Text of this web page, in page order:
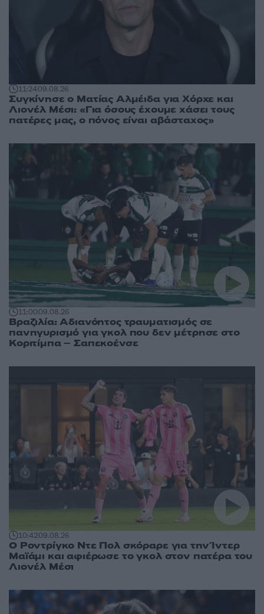
11:2409.08.26
Συγκίνησε ο Ματίας Αλμέιδα για Χόρχε και
Λιονέλ Μέσι: «Για όσους έχουμε χάσει τους
πατέρες μας, ο πόνος είναι αβάσταχος»
11:0009.08.26
Βραζιλία: Αδιανόητος τραυματισμός σε
πανηγυρισμό για γκολ που δεν μέτρησε στο
Κοριτίμπα – Σαπεκοένσε
10:4209.08.26
Ο Ροντρίγκο Ντε Πολ σκόραρε για την Ίντερ
Μαϊάμι και αφιέρωσε το γκολ στον πατέρα του
Λιονέλ Μέσι